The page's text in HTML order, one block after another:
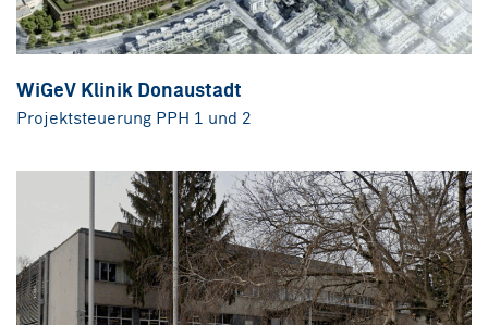
WiGeV Klinik Donaustadt
Projektsteuerung PPH 1 und 2